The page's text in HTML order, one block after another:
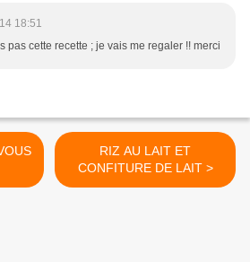
18:51
pas cette recette ; je vais me regaler !! merci
RIZ AU LAIT ET
CONFITURE DE LAIT >